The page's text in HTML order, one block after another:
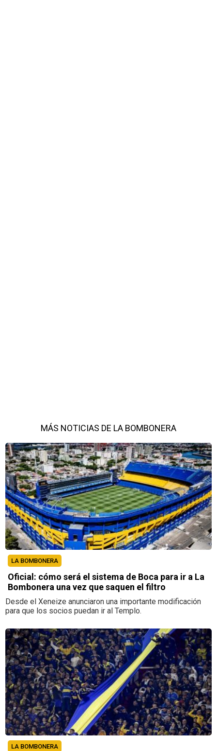
MÁS NOTICIAS DE LA BOMBONERA
LA BOMBONERA
Oficial: cómo será el sistema de Boca para ir a La
Bombonera una vez que saquen el filtro
Desde el Xeneize anunciaron una importante modificación
para que los socios puedan ir al Templo.
LA BOMBONERA